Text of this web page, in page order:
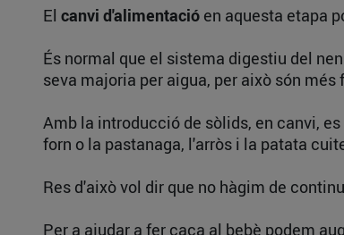
El canvi d'alimentació en aquesta etapa
És normal que el sistema digestiu del
seva majoria per aigua, per això són
Amb la introducció de sòlids, en canvi,
forn o la pastanaga, l'arròs i la patata
Res d'això vol dir que no hàgim de
Per a ajudar a fer caca al bebè podem